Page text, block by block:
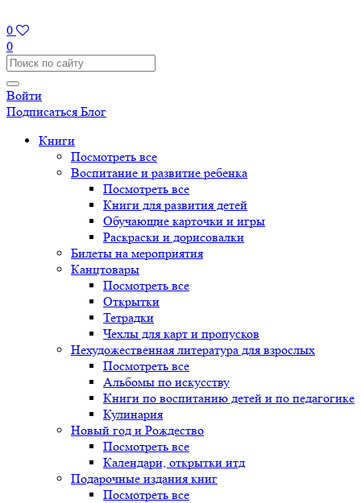
0
0
Войти
Подписаться Блог
Книги
Посмотреть все
Воспитание и развитие ребенка
Посмотреть все
Книги для развития детей
Обучающие карточки и игры
Раскраски и дорисовалки
Билеты на мероприятия
Канцтовары
Посмотреть все
Открытки
Тетрадки
Чехлы для карт и пропусков
Нехудожественная литература для взрослых
Посмотреть все
Альбомы по искусству
Книги по воспитанию детей и по педагогике
Кулинария
Новый год и Рождество
Посмотреть все
Календари, открытки итд
Подарочные издания книг
Посмотреть все